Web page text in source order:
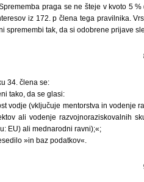
praga se ne šteje v kvoto 5
iz 172. p člena tega pravilnika.
spremembi tak, da si odobrene prijave
34. člena se:
tako, da se glasi:
vodje (vključuje mentorstva in vodenje
ali vodenje razvojnoraziskovalnih
EU) ali mednarodni ravni);«;
»in baz podatkov«.